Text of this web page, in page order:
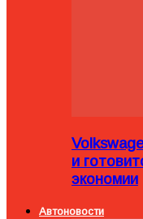
и
экономии
Автоновости